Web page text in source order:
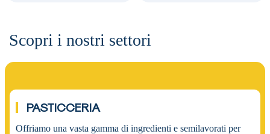
Scopri i nostri settori
01.
PASTICCERIA
Offriamo una vasta gamma di ingredienti e semilavorati per